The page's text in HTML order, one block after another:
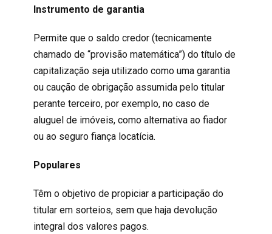
Instrumento de garantia
Permite que o saldo credor (tecnicamente
chamado de “provisão matemática”) do título de
capitalização seja utilizado como uma garantia
ou caução de obrigação assumida pelo titular
perante terceiro, por exemplo, no caso de
aluguel de imóveis, como alternativa ao fiador
ou ao seguro fiança locatícia.
Populares
Têm o objetivo de propiciar a participação do
titular em sorteios, sem que haja devolução
integral dos valores pagos.